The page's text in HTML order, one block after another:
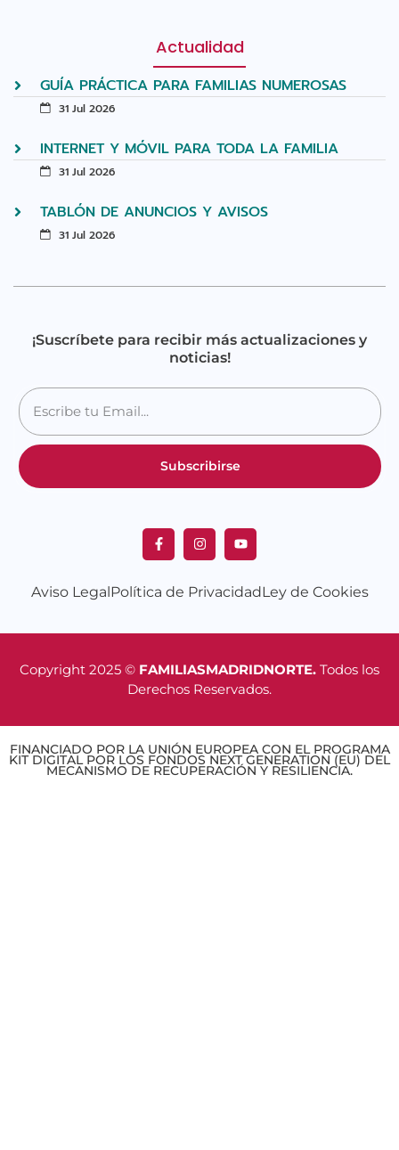
Actualidad
GUÍA PRÁCTICA PARA FAMILIAS NUMEROSAS
31 Jul 2026
INTERNET Y MÓVIL PARA TODA LA FAMILIA
31 Jul 2026
TABLÓN DE ANUNCIOS Y AVISOS
31 Jul 2026
¡Suscríbete para recibir más actualizaciones y
noticias!
Subscribirse
Aviso LegalPolítica de PrivacidadLey de Cookies
Copyright 2025 © FAMILIASMADRIDNORTE. Todos los
Derechos Reservados.
FINANCIADO POR LA UNIÓN EUROPEA CON EL PROGRAMA
KIT DIGITAL POR LOS FONDOS NEXT GENERATION (EU) DEL
MECANISMO DE RECUPERACIÓN Y RESILIENCIA.